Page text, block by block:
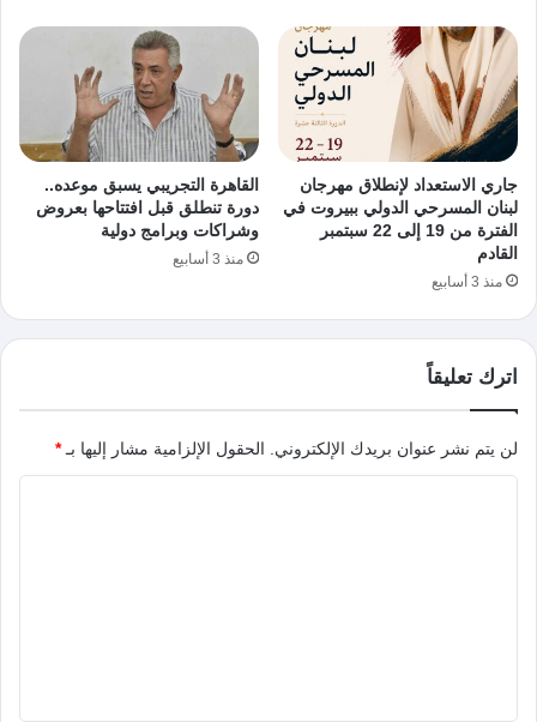
جاري الاستعداد لإنطلاق مهرجان
لبنان المسرحي الدولي ببيروت في
الفترة من 19 إلى 22 سبتمبر
القادم
منذ 3 أسابيع
القاهرة التجريبي يسبق موعده..
دورة تنطلق قبل افتتاحها بعروض
وشراكات وبرامج دولية
منذ 3 أسابيع
اترك تعليقاً
لن يتم نشر عنوان بريدك الإلكتروني. الحقول الإلزامية مشار إليها بـ*